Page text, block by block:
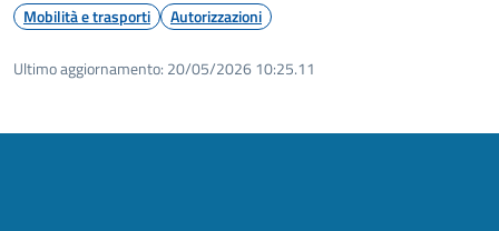
Mobilità e trasporti Autorizzazioni
Ultimo aggiornamento: 20/05/2026 10:25.11